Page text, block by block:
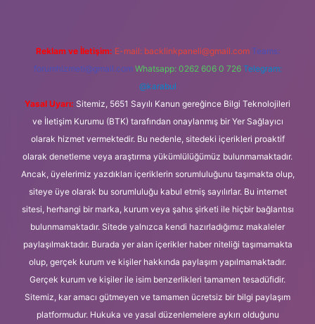
Reklam ve İletişim: E-mail: backlinkpaneli@gmail.com Teams:
forumhizmeti@gmail.com Whatsapp: 0262 606 0 726 Telegram:
@karabul
Yasal Uyarı: Sitemiz, 5651 Sayılı Kanun gereğince Bilgi Teknolojileri
ve İletişim Kurumu (BTK) tarafından onaylanmış bir Yer Sağlayıcı
olarak hizmet vermektedir. Bu nedenle, sitedeki içerikleri proaktif
olarak denetleme veya araştırma yükümlülüğümüz bulunmamaktadır.
Ancak, üyelerimiz yazdıkları içeriklerin sorumluluğunu taşımakta olup,
siteye üye olarak bu sorumluluğu kabul etmiş sayılırlar. Bu internet
sitesi, herhangi bir marka, kurum veya şahıs şirketi ile hiçbir bağlantısı
bulunmamaktadır. Sitede yalnızca kendi hazırladığımız makaleler
paylaşılmaktadır. Burada yer alan içerikler haber niteliği taşımamakta
olup, gerçek kurum ve kişiler hakkında paylaşım yapılmamaktadır.
Gerçek kurum ve kişiler ile isim benzerlikleri tamamen tesadüfidir.
Sitemiz, kar amacı gütmeyen ve tamamen ücretsiz bir bilgi paylaşım
platformudur. Hukuka ve yasal düzenlemelere aykırı olduğunu